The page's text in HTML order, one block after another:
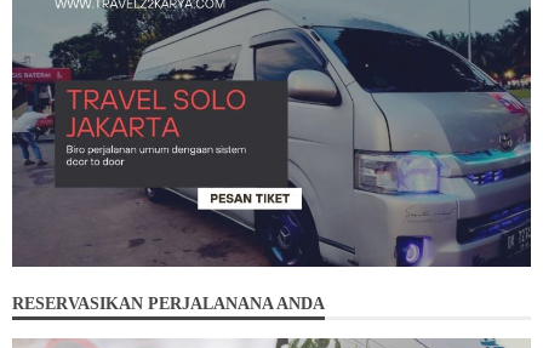
RESERVASIKAN PERJALANANA ANDA